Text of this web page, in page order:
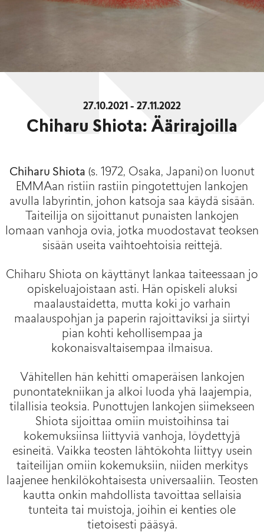
27.10.2021 - 27.11.2022
Chiharu Shiota: Äärirajoilla
Chiharu Shiota (s. 1972, Osaka, Japani) on luonut
EMMAan ristiin rastiin pingotettujen lankojen
avulla labyrintin, johon katsoja saa käydä sisään.
Taiteilija on sijoittanut punaisten lankojen
lomaan vanhoja ovia, jotka muodostavat teoksen
sisään useita vaihtoehtoisia reittejä.
Chiharu Shiota on käyttänyt lankaa taiteessaan jo
opiskeluajoistaan asti. Hän opiskeli aluksi
maalaustaidetta, mutta koki jo varhain
maalauspohjan ja paperin rajoittaviksi ja siirtyi
pian kohti kehollisempaa ja
kokonaisvaltaisempaa ilmaisua.
Vähitellen hän kehitti omaperäisen lankojen
punontatekniikan ja alkoi luoda yhä laajempia,
tilallisia teoksia. Punottujen lankojen siimekseen
Shiota sijoittaa omiin muistoihinsa tai
kokemuksiinsa liittyviä vanhoja, löydettyjä
esineitä. Vaikka teosten lähtökohta liittyy usein
taiteilijan omiin kokemuksiin, niiden merkitys
laajenee henkilökohtaisesta universaaliin. Teosten
kautta onkin mahdollista tavoittaa sellaisia
tunteita tai muistoja, joihin ei kenties ole
tietoisesti pääsyä.